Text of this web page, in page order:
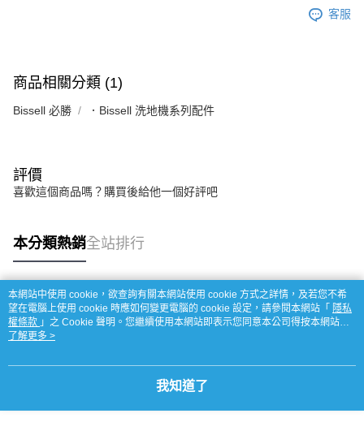
客服
商品相關分類 (1)
Bissell 必勝 ．Bissell 洗地機系列配件
評價
喜歡這個商品嗎？購買後給他一個好評吧
本分類熱銷全站排行
熱門標籤
本網站中使用 cookie，欲查詢有關本網站使用 cookie 方式之詳情，及若您不希
望在電腦上使用 cookie 時應如何變更電腦的 cookie 設定，請參閱本網站「 隱私
權條款 」之 Cookie 聲明。您繼續使用本網站即表示您同意本公司得按本網站使
用條款之 Cookie 聲明使用 cookie。
了解更多 >
我知道了